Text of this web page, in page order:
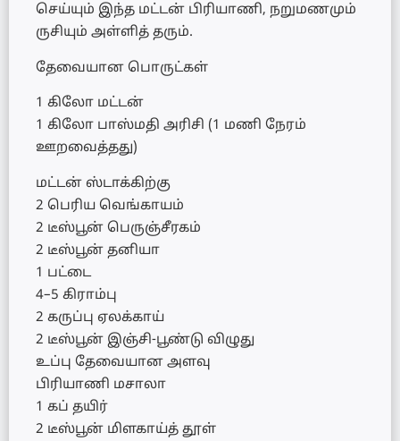
செய்யும் இந்த மட்டன் பிரியாணி, நறுமணமும்
ருசியும் அள்ளித் தரும்.
தேவையான பொருட்கள்
1 கிலோ மட்டன்
1 கிலோ பாஸ்மதி அரிசி (1 மணி நேரம்
ஊறவைத்தது)
மட்டன் ஸ்டாக்கிற்கு
2 பெரிய வெங்காயம்
2 டீஸ்பூன் பெருஞ்சீரகம்
2 டீஸ்பூன் தனியா
1 பட்டை
4–5 கிராம்பு
2 கருப்பு ஏலக்காய்
2 டீஸ்பூன் இஞ்சி-பூண்டு விழுது
உப்பு தேவையான அளவு
பிரியாணி மசாலா
1 கப் தயிர்
2 டீஸ்பூன் மிளகாய்த் தூள்